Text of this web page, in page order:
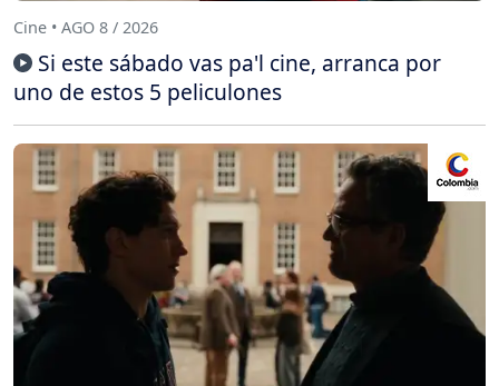
Cine • AGO 8 / 2026
Si este sábado vas pa'l cine, arranca por
uno de estos 5 peliculones